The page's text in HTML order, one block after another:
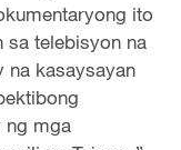
ito
sa telebisyon na
na kasaysayan
ng mga